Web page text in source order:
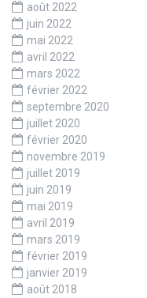
août 2022
juin 2022
mai 2022
avril 2022
mars 2022
février 2022
septembre 2020
juillet 2020
février 2020
novembre 2019
juillet 2019
juin 2019
mai 2019
avril 2019
mars 2019
février 2019
janvier 2019
août 2018